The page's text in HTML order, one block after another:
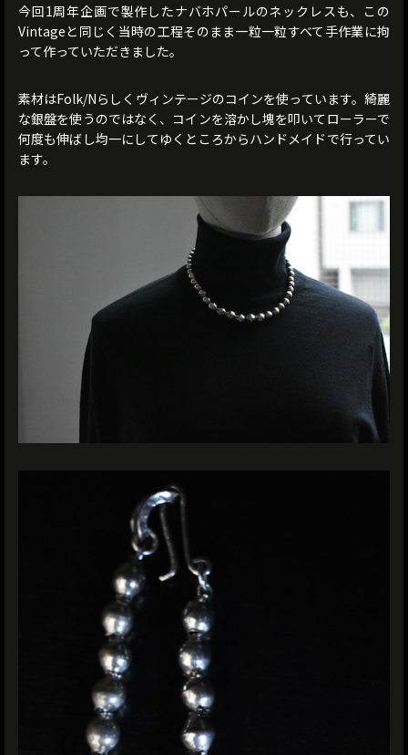
今回1周年企画で製作したナバホパールのネックレスも、この
Vintageと同じく当時の工程そのまま一粒一粒すべて手作業に拘
って作っていただきました。
素材はFolk/Nらしくヴィンテージのコインを使っています。綺麗
な銀盤を使うのではなく、コインを溶かし塊を叩いてローラーで
何度も伸ばし均一にしてゆくところからハンドメイドで行ってい
ます。